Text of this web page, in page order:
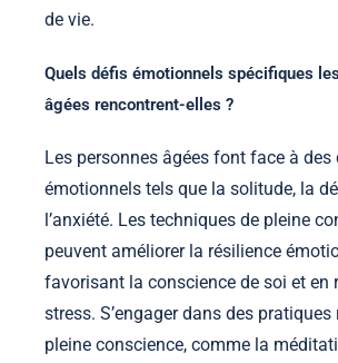
de vie.
Quels défis émotionnels spécifiques
âgées rencontrent-elles ?
Les personnes âgées font face à des
émotionnels tels que la solitude, la
l’anxiété. Les techniques de pleine
peuvent améliorer la résilience
favorisant la conscience de soi et en
stress. S’engager dans des pratiques
pleine conscience, comme la